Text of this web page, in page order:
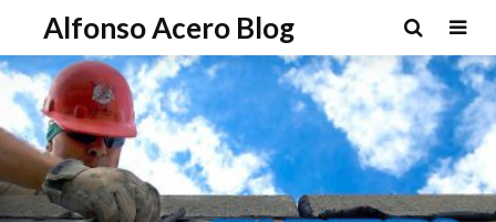
Alfonso Acero Blog